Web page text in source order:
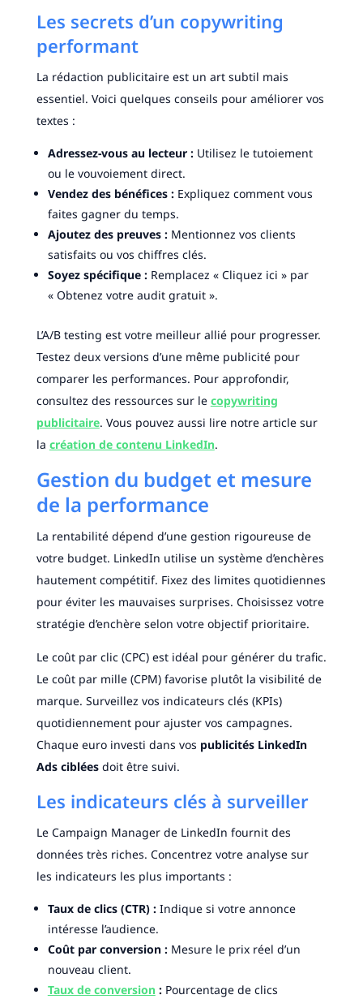
Les secrets d’un copywriting
performant
La rédaction publicitaire est un art subtil mais
essentiel. Voici quelques conseils pour améliorer vos
textes :
Adressez-vous au lecteur :Utilisez le tutoiement
ou le vouvoiement direct.
Vendez des bénéfices :Expliquez comment vous
faites gagner du temps.
Ajoutez des preuves :Mentionnez vos clients
satisfaits ou vos chiffres clés.
Soyez spécifique :Remplacez « Cliquez ici » par
« Obtenez votre audit gratuit ».
L’A/B testing est votre meilleur allié pour progresser.
Testez deux versions d’une même publicité pour
comparer les performances. Pour approfondir,
consultez des ressources sur le copywriting
publicitaire. Vous pouvez aussi lire notre article sur
la création de contenu LinkedIn.
Gestion du budget et mesure
de la performance
La rentabilité dépend d’une gestion rigoureuse de
votre budget. LinkedIn utilise un système d’enchères
hautement compétitif. Fixez des limites quotidiennes
pour éviter les mauvaises surprises. Choisissez votre
stratégie d’enchère selon votre objectif prioritaire.
Le coût par clic (CPC) est idéal pour générer du trafic.
Le coût par mille (CPM) favorise plutôt la visibilité de
marque. Surveillez vos indicateurs clés (KPIs)
quotidiennement pour ajuster vos campagnes.
Chaque euro investi dans vos publicités LinkedIn
Ads cibléesdoit être suivi.
Les indicateurs clés à surveiller
Le Campaign Manager de LinkedIn fournit des
données très riches. Concentrez votre analyse sur
les indicateurs les plus importants :
Taux de clics (CTR) :Indique si votre annonce
intéresse l’audience.
Coût par conversion :Mesure le prix réel d’un
nouveau client.
Taux de conversion :Pourcentage de clics